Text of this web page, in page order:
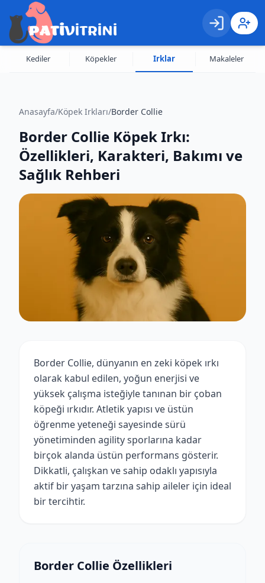
Giriş Kayıt
Kediler Köpekler Irklar Makaleler
Anasayfa/Köpek Irkları/Border Collie
Border Collie Köpek Irkı:
Özellikleri, Karakteri, Bakımı ve
Sağlık Rehberi
Border Collie, dünyanın en zeki köpek ırkı
olarak kabul edilen, yoğun enerjisi ve
yüksek çalışma isteğiyle tanınan bir çoban
köpeği ırkıdır. Atletik yapısı ve üstün
öğrenme yeteneği sayesinde sürü
yönetiminden agility sporlarına kadar
birçok alanda üstün performans gösterir.
Dikkatli, çalışkan ve sahip odaklı yapısıyla
aktif bir yaşam tarzına sahip aileler için ideal
bir tercihtir.
Border Collie Özellikleri